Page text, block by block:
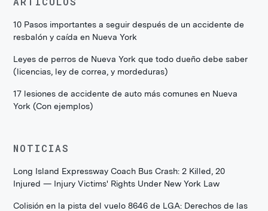
10 Pasos importantes a seguir después de un accidente de
resbalón y caída en Nueva York
Leyes de perros de Nueva York que todo dueño debe saber
(licencias, ley de correa, y mordeduras)
17 lesiones de accidente de auto más comunes en Nueva
York (Con ejemplos)
NOTICIAS
Long Island Expressway Coach Bus Crash: 2 Killed, 20
Injured — Injury Victims' Rights Under New York Law
Colisión en la pista del vuelo 8646 de LGA: Derechos de las